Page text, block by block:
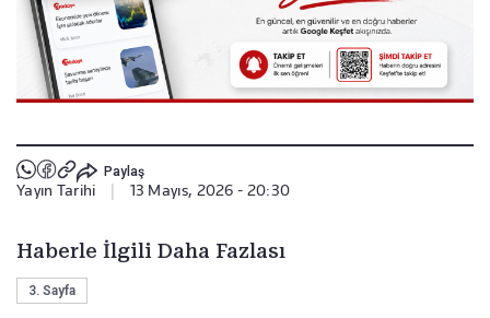
Paylaş
Yayın Tarihi 13 Mayıs, 2026 - 20:30
Haberle İlgili Daha Fazlası
3. Sayfa